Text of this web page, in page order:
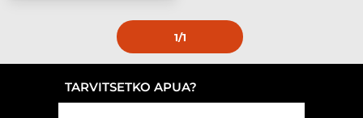
1/1
TARVITSETKO APUA?